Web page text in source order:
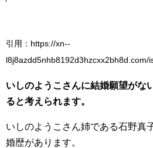
引用：https://xn--
l8j8azdd5nhb8192d3hzcxx2bh8d.com/
いしのようこさんに結婚願望がな
ると考えられます。
いしのようこさん姉である石野真
婚歴があります。